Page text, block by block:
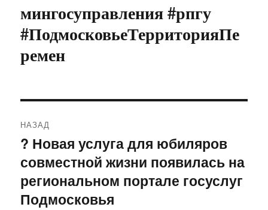
мингосуправления #рпгу
#ПодмосковьеТерриторияПе
ремен
по
записям
НАЗАД
Предыдущая
запись:
? Новая услуга для юбиляров
совместной жизни появилась на
региональном портале госуслуг
Подмосковья